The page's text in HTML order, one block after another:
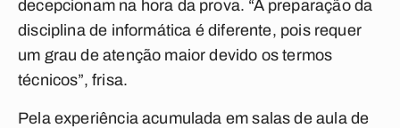
decepcionam na hora da prova. “A preparação da
disciplina de informática é diferente, pois requer
um grau de atenção maior devido os termos
técnicos”, frisa.
Pela experiência acumulada em salas de aula de